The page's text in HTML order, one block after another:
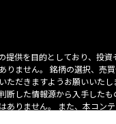
提供を目的としており、投資
りません。 銘柄の選択、売
ただきますようお願いいたし
断した情報源から入手したも
ありません。 また、本コン